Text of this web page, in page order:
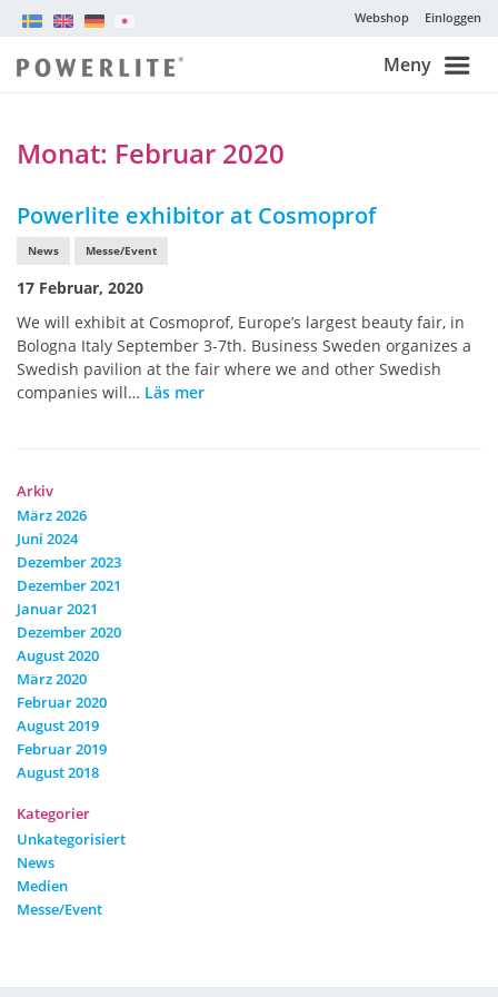
Webshop Einloggen
Meny
Monat: Februar 2020
Powerlite exhibitor at Cosmoprof
News Messe/Event
17 Februar, 2020
We will exhibit at Cosmoprof, Europe’s largest beauty fair, in
Bologna Italy September 3-7th. Business Sweden organizes a
Swedish pavilion at the fair where we and other Swedish
companies will… Läs mer
Arkiv
März 2026
Juni 2024
Dezember 2023
Dezember 2021
Januar 2021
Dezember 2020
August 2020
März 2020
Februar 2020
August 2019
Februar 2019
August 2018
Kategorier
Unkategorisiert
News
Medien
Messe/Event